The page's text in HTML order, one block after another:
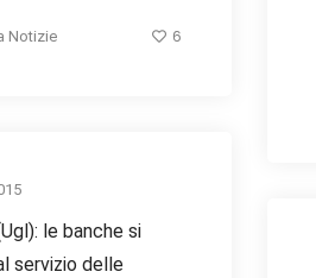
Notizie 6
le banche si
servizio delle